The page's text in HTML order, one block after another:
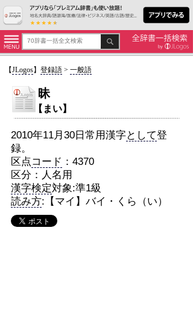
【JLogos】 登録語> 一般語
昧
【まい】
2010年11月30日常用漢字として登
録。
区点コード ：4370
区分：人名用
漢字検定対象:準1級
読み方:【マイ】バイ・くら（い）